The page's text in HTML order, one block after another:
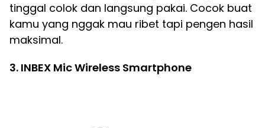
tinggal colok dan langsung pakai. Cocok buat
kamu yang nggak mau ribet tapi pengen hasil
maksimal.
3. INBEX Mic Wireless Smartphone